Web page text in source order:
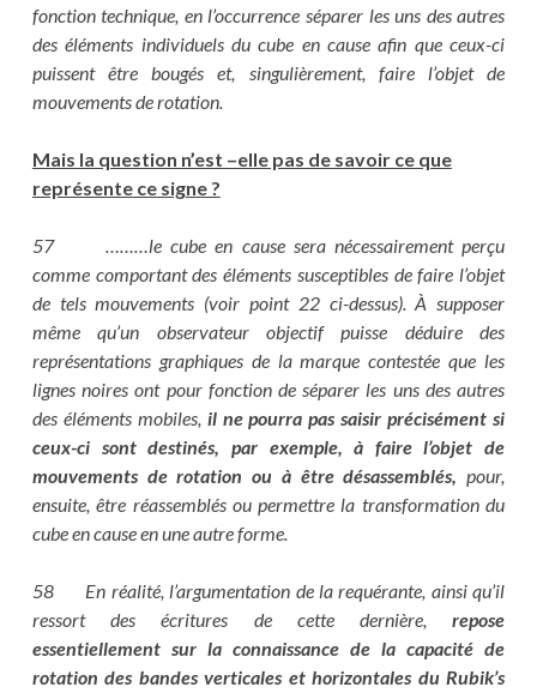
fonction technique, en l’occurrence séparer les uns des autres
des éléments individuels du cube en cause afin que ceux-ci
puissent être bougés et, singulièrement, faire l’objet de
mouvements de rotation.
Mais la question n’est –elle pas de savoir ce que
représente ce signe ?
57 ………le cube en cause sera nécessairement perçu
comme comportant des éléments susceptibles de faire l’objet
de tels mouvements (voir point 22 ci-dessus). À supposer
même qu’un observateur objectif puisse déduire des
représentations graphiques de la marque contestée que les
lignes noires ont pour fonction de séparer les uns des autres
des éléments mobiles, il ne pourra pas saisir précisément si
ceux-ci sont destinés, par exemple, à faire l’objet de
mouvements de rotation ou à être désassemblés,pour,
ensuite, être réassemblés ou permettre la transformation du
cube en cause en une autre forme.
58 En réalité, l’argumentation de la requérante, ainsi qu’il
ressort des écritures de cette dernière, repose
essentiellement sur la connaissance de la capacité de
rotation des bandes verticales et horizontales du Rubik’s